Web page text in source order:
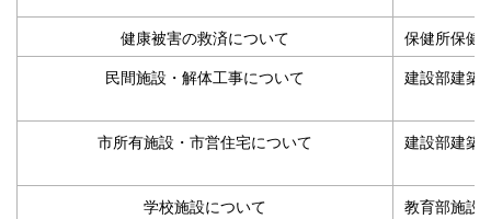
健康被害の救済について
保健所保健
民間施設・解体工事について
建設部建築
市所有施設・市営住宅について 建設部建築
学校施設について 教育部施設